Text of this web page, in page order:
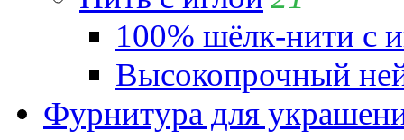
100% шёлк-нити с
Высокопрочный
Фурнитура для